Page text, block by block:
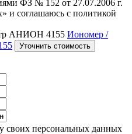
ФЗ № 152 от 27.07.2006 г.
и соглашаюсь с политикой
Иономер /
Уточнить стоимость
своих персональных данных